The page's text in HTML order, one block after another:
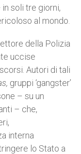
soli tre giorni,
al mondo.
della Polizia
uccise
Autori di tali
gruppi ‘gangster’
– su un
– che,
interna
lo Stato a